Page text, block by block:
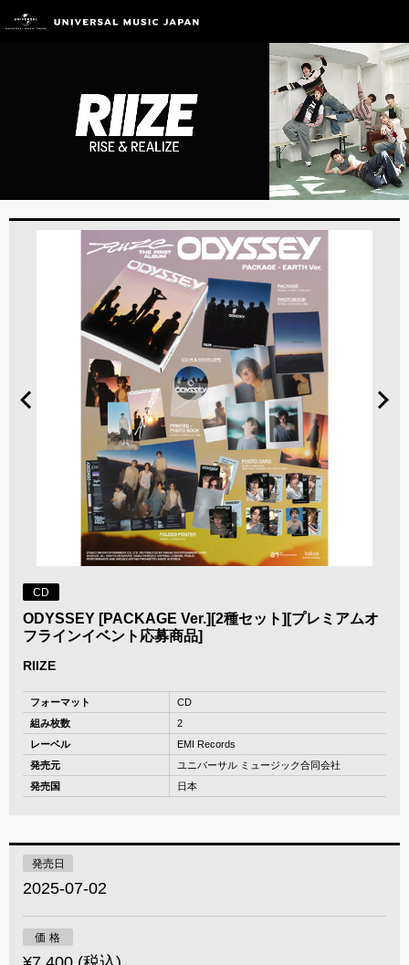
CD
ODYSSEY [PACKAGE Ver.][2種セット][プレミアムオ
フラインイベント応募商品]
RIIZE
フォーマット
CD
組み枚数
2
レーベル
EMI Records
発売元
ユニバーサル ミュージック合同会社
発売国
日本
発売日
2025-07-02
価 格